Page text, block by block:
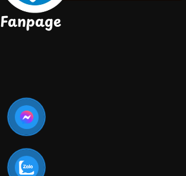
Fanpage